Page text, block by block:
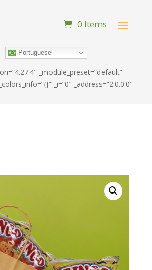
0 Items
Portuguese
_module_preset=”default”
_i=”0″ _address=”2.0.0.0″